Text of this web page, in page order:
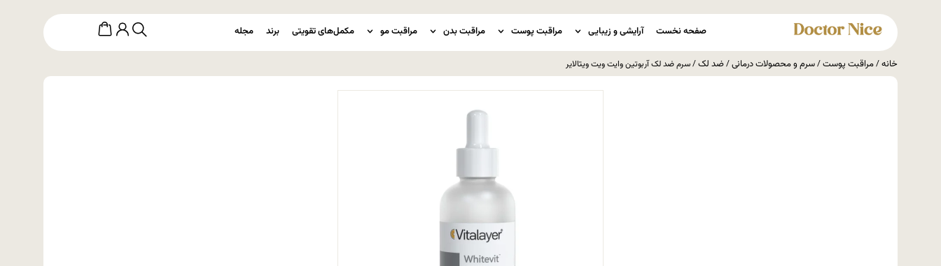
صفحه نخست آرایشی و زیبایی مراقبت پوست مراقبت بدن مراقبت مو مکمل‌های تقویتی برند مجله
خانه/مراقبت پوست/سرم و محصولات درمانی/ضد لک/ سرم ضد لک آربوتین وایت ویت ویتالایر